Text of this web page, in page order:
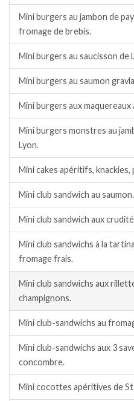
Mini burgers au jambon de
fromage de brebis.
Mini burgers au saucisson de
Mini burgers au saumon
Mini burgers aux maquereaux
Mini burgers monstres au
Lyon.
Mini cakes apéritifs, knackies,
Mini club sandwich au saumon.
Mini club sandwich aux
Mini club sandwichs à la
fromage frais.
Mini club sandwichs aux
champignons.
Mini club-sandwichs au
Mini club-sandwichs aux 3
concombre.
Mini cocottes apéritives de